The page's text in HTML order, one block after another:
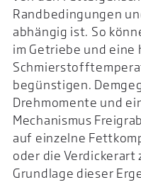
Randbedingungen
abhängig ist. So
im Getriebe und eine
begünstigen.
Drehmomente und
Mechanismus
auf einzelne
oder die Verdickerart
Grundlage dieser